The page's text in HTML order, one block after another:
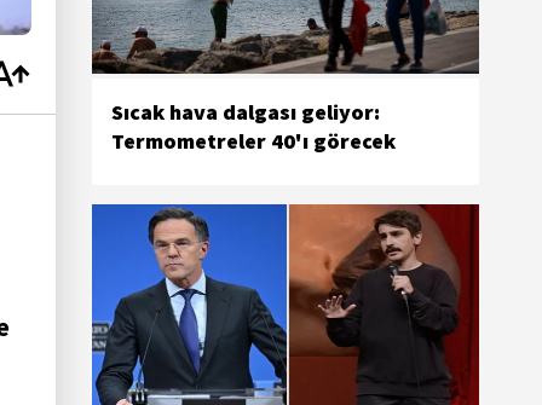
Sıcak hava dalgası geliyor:
Termometreler 40'ı görecek